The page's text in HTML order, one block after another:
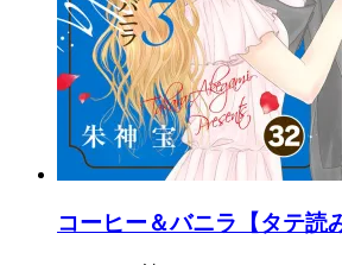
コーヒー＆バニラ【タテ読